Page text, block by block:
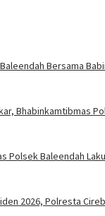
Bersama
Bhabinkamtibmas
Polsek Baleendah
2026, Polresta